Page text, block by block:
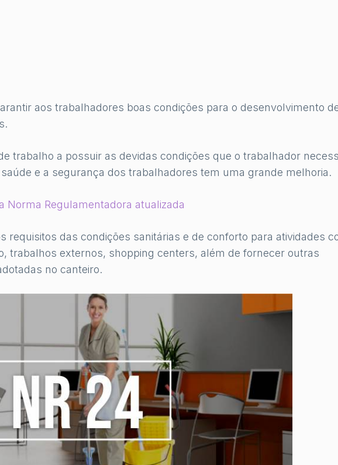
aos trabalhadores boas condições para o desenvolvimento
trabalho a possuir as devidas condições que o trabalhador
e a segurança dos trabalhadores tem uma grande melhoria.
Norma Regulamentadora atualizada
requisitos das condições sanitárias e de conforto para atividades
trabalhos externos, shopping centers, além de fornecer outras
no canteiro.